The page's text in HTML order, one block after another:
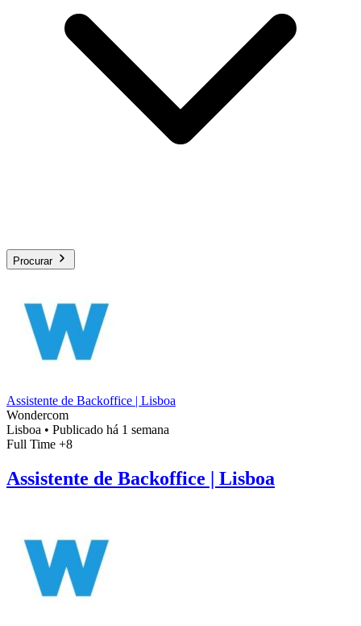
Procurar
Assistente de Backoffice | Lisboa
Wondercom
Lisboa • Publicado há 1 semana
Full Time +8
Assistente de Backoffice | Lisboa